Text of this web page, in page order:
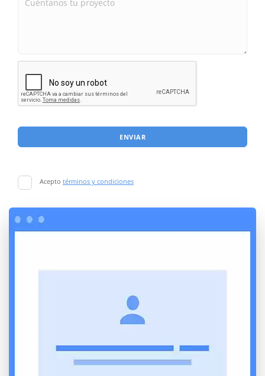
ENVIAR
Acepto términos y condiciones